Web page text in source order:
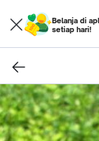
Belanja di
setiap hari!